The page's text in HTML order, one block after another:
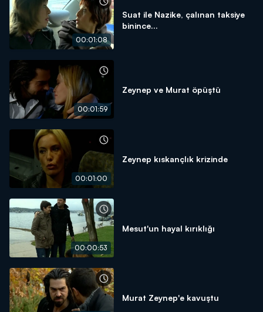
00:01:08
Suat ile Nazike, çalınan taksiye
binince...
00:01:59
Zeynep ve Murat öpüştü
00:01:00
Zeynep kıskançlık krizinde
00:00:53
Mesut'un hayal kırıklığı
Murat Zeynep'e kavuştu